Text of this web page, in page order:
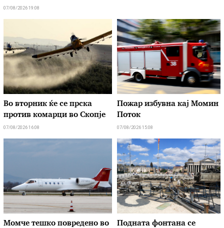
07/08/2026 19:08
Во вторник ќе се прска
против комарци во Скопје
07/08/2026 16:08
Пожар избувна кај Момин
Поток
07/08/2026 15:08
Момче тешко повредено во
Подната фонтана се